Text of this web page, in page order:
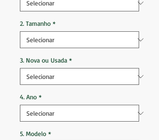
2. Tamanho *
3. Nova ou Usada *
4. Ano *
5. Modelo *